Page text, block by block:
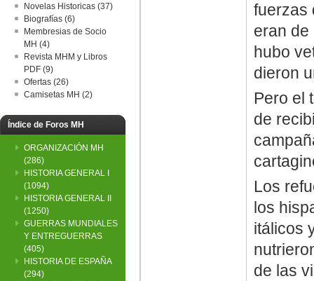
Novelas Historicas (37)
Biografías (6)
Membresias de Socio
MH (4)
Revista MHM y Libros
PDF (9)
Ofertas (26)
Camisetas MH (2)
Índice de Foros MH
ORGANIZACIÓN MH
(286)
HISTORIA GENERAL I
(1094)
HISTORIA GENERAL II
(1250)
GUERRAS MUNDIALES
Y ENTREGUERRAS
(405)
HISTORIA DE ESPAÑA
(294)
fuerzas
eran de
hubo
dieron
Pero el
de
Los
los
itálicos
de las